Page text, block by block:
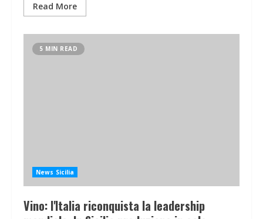
Read More
5 MIN READ
News Sicilia
Vino: l'Italia riconquista la leadership